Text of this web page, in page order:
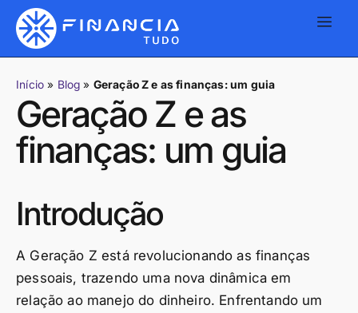
Início » Blog » Geração Z e as finanças: um guia
Geração Z e as
finanças: um guia
Introdução
A Geração Z está revolucionando as finanças
pessoais, trazendo uma nova dinâmica em
relação ao manejo do dinheiro. Enfrentando um